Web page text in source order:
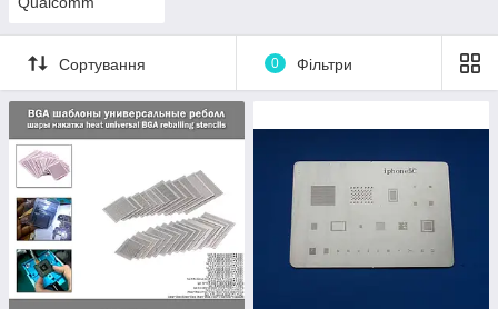
Сортування 0 Фільтри